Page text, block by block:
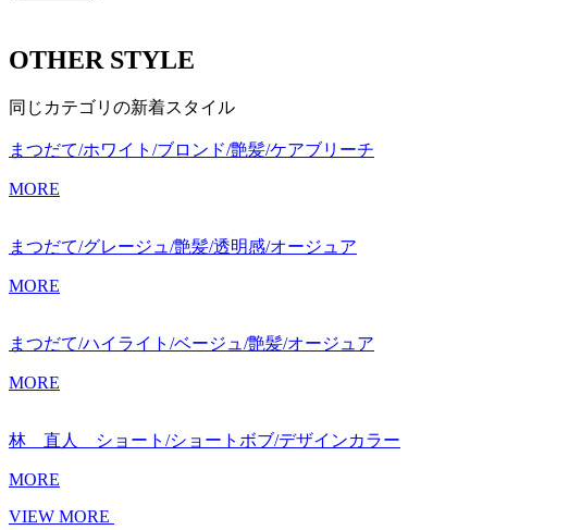
OTHER STYLE
同じカテゴリの新着スタイル
まつだて/ホワイト/ブロンド/艶髪/ケアブリーチ
MORE
まつだて/グレージュ/艶髪/透明感/オージュア
MORE
まつだて/ハイライト/ベージュ/艶髪/オージュア
MORE
林 直人 ショート/ショートボブ/デザインカラー
MORE
VIEW MORE